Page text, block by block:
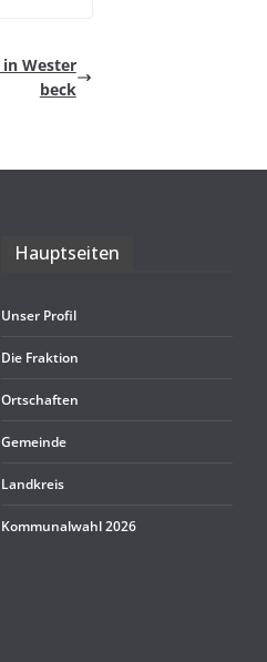
Wester
beck
Haupt­sei­ten
Unser Pro­fil
Die Frak­tion
Ort­schaf­ten
Gemeinde
Land­kreis
Kom­mu­nal­wahl 2026